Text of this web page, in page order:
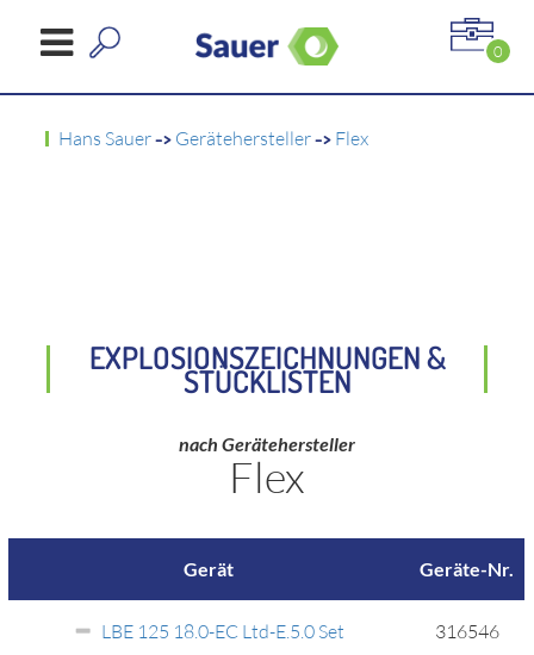
0
Hans Sauer-> Gerätehersteller-> Flex
EXPLOSIONSZEICHNUNGEN &
STÜCKLISTEN
nach Gerätehersteller
Flex
Gerät Geräte-Nr.
LBE 125 18.0-EC Ltd-E.5.0 Set 316546